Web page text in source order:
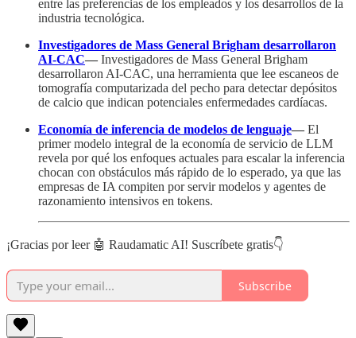
entre las preferencias de los empleados y los desarrollos de la
industria tecnológica.
Investigadores de Mass General Brigham desarrollaron
AI-CAC— Investigadores de Mass General Brigham
desarrollaron AI-CAC, una herramienta que lee escaneos de
tomografía computarizada del pecho para detectar depósitos
de calcio que indican potenciales enfermedades cardíacas.
Economía de inferencia de modelos de lenguaje— El
primer modelo integral de la economía de servicio de LLM
revela por qué los enfoques actuales para escalar la inferencia
chocan con obstáculos más rápido de lo esperado, ya que las
empresas de IA compiten por servir modelos y agentes de
razonamiento intensivos en tokens.
¡Gracias por leer 🤖 Raudamatic AI! Suscríbete gratis👇
Subscribe